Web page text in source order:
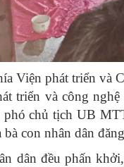
Viện phát triển và
triển và công
chủ tịch UB
con nhân dân
dân đều phấn